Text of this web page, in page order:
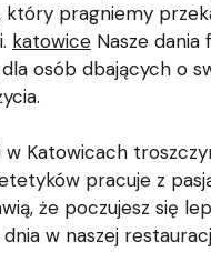
który pragniemy
katowice Nasze dania
osób dbających o
w Katowicach
pracuje z
że poczujesz się
w naszej